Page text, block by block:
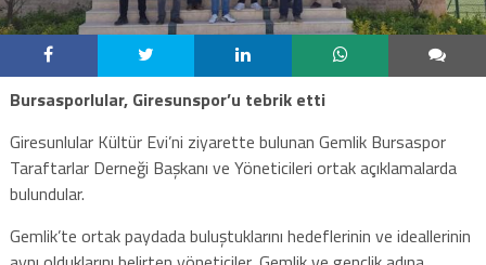
Bursasporlular, Giresunspor’u tebrik etti
Giresunlular Kültür Evi’ni ziyarette bulunan Gemlik Bursaspor
Taraftarlar Derneği Başkanı ve Yöneticileri ortak açıklamalarda
bulundular.
Gemlik’te ortak paydada buluştuklarını hedeflerinin ve ideallerinin